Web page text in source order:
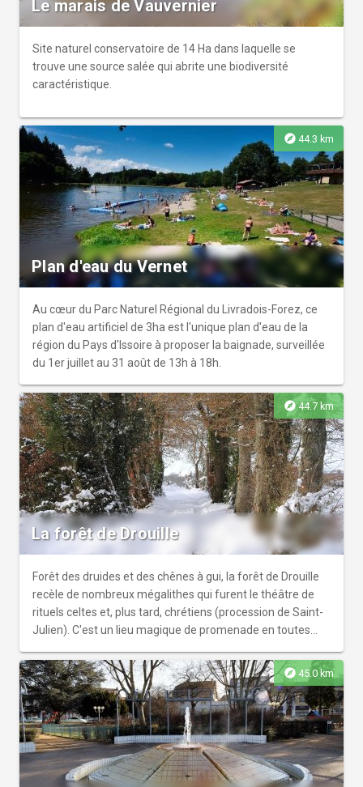
Le marais de Vauvernier
Site naturel conservatoire de 14 Ha dans laquelle se
trouve une source salée qui abrite une biodiversité
caractéristique.
explore 44.3 km
Plan d'eau du Vernet
Au cœur du Parc Naturel Régional du Livradois-Forez, ce
plan d'eau artificiel de 3ha est l'unique plan d'eau de la
région du Pays d'Issoire à proposer la baignade, surveillée
du 1er juillet au 31 août de 13h à 18h.
explore44.7 km
La forêt de Drouille
Forêt des druides et des chênes à gui, la forêt de Drouille
recèle de nombreux mégalithes qui furent le théâtre de
rituels celtes et, plus tard, chrétiens (procession de Saint-
Julien). C'est un lieu magique de promenade en toutes
Dontreix et au Bureau d'Accueil Touristique à Auzances.
explore 45.0 km